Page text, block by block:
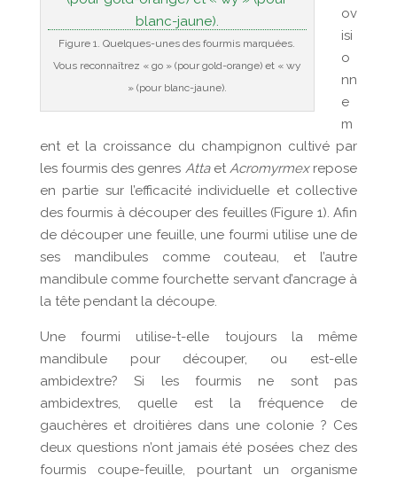
Figure 1. Quelques-unes des fourmis marquées.
Vous reconnaîtrez « go » (pour gold-orange) et « wy
» (pour blanc-jaune).
ov
isi
o
nn
e
m
ent et la croissance du champignon cultivé par
les fourmis des genres Atta etAcromyrmex repose
en partie sur l’efficacité individuelle et collective
des fourmis à découper des feuilles (Figure 1). Afin
de découper une feuille, une fourmi utilise une de
ses mandibules comme couteau, et l’autre
mandibule comme fourchette servant d’ancrage à
la tête pendant la découpe.
Une fourmi utilise-t-elle toujours la même
mandibule pour découper, ou est-elle
ambidextre? Si les fourmis ne sont pas
ambidextres, quelle est la fréquence de
gauchères et droitières dans une colonie ? Ces
deux questions n’ont jamais été posées chez des
fourmis coupe-feuille, pourtant un organisme